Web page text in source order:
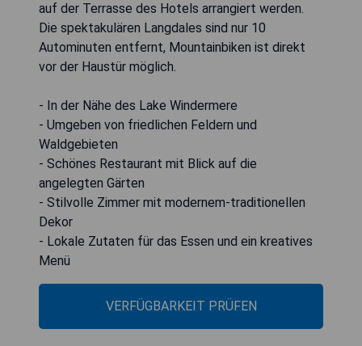
auf der Terrasse des Hotels arrangiert werden.
Die spektakulären Langdales sind nur 10
Autominuten entfernt, Mountainbiken ist direkt
vor der Haustür möglich.
- In der Nähe des Lake Windermere
- Umgeben von friedlichen Feldern und
Waldgebieten
- Schönes Restaurant mit Blick auf die
angelegten Gärten
- Stilvolle Zimmer mit modernem-traditionellen
Dekor
- Lokale Zutaten für das Essen und ein kreatives
Menü
VERFÜGBARKEIT PRÜFEN